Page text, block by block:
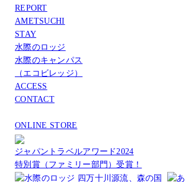
REPORT
AMETSUCHI
STAY
水際のロッジ
水際のキャンパス
（エコビレッジ）
ACCESS
CONTACT
ONLINE STORE
ジャパントラベルアワード2024
特別賞（ファミリー部門）受賞！